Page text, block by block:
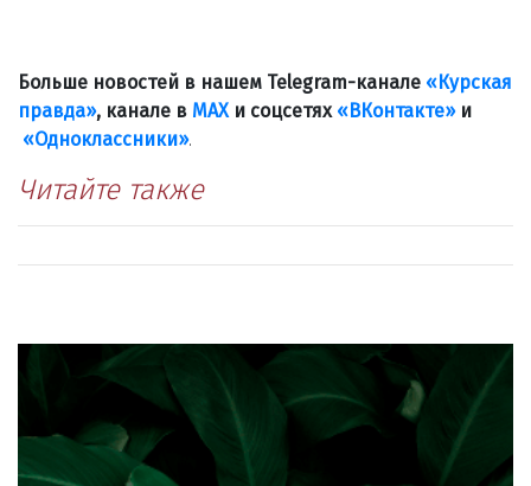
Больше новостей в нашем Telegram-канале «Курская
правда», канале в МАХи соцсетях «ВКонтакте»и
«Одноклассники».
Читайте также